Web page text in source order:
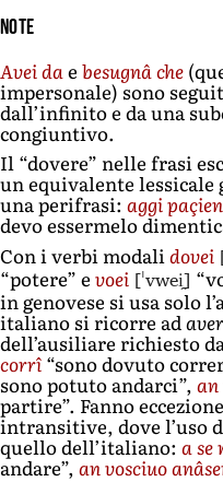
Note
Avei da e besugnâ che
impersonale) sono
dall’infinito e da una
congiuntivo.
Il “dovere” nelle frasi
un equivalente lessicale
una perifrasi: aggi
devo essermelo
Con i verbi modali dovei
“potere” e voei [ˈvwei̯]
in genovese si usa solo
italiano si ricorre ad
dell’ausiliare richiesto
corrî “sono dovuto
sono potuto andarci”,
partire”. Fanno
intransitive, dove l’uso
quello dell’italiano: a se
andare”, an vosciuo